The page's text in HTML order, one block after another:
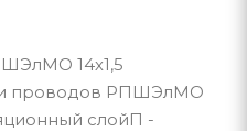
14х1,5
проводов РПШЭлМО
слойП -